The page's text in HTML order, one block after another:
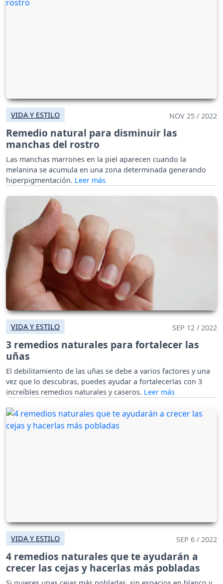
VIDA Y ESTILO NOV 25 / 2022
Remedio natural para disminuir las
manchas del rostro
Las manchas marrones en la piel aparecen cuando la
melanina se acumula en una zona determinada generando
hiperpigmentación.
VIDA Y ESTILO SEP 12 / 2022
3 remedios naturales para fortalecer las
uñas
El debilitamiento de las uñas se debe a varios factores y una
vez que lo descubras, puedes ayudar a fortalecerlas con 3
increíbles remedios naturales y caseros.
VIDA Y ESTILO SEP 6 / 2022
4 remedios naturales que te ayudarán a
crecer las cejas y hacerlas más pobladas